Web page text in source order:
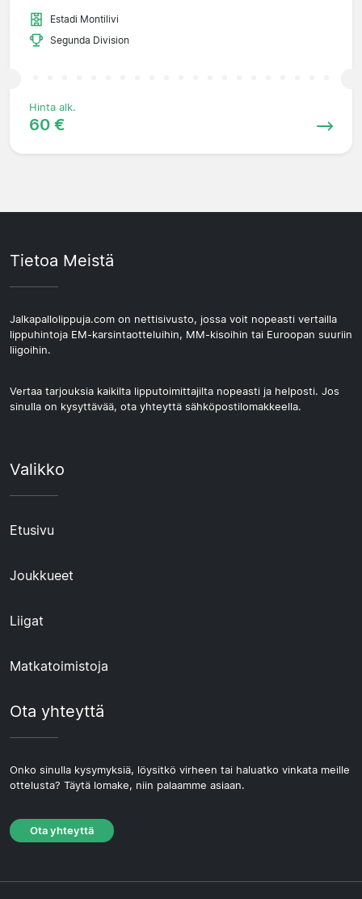
Estadi Montilivi
Segunda Division
Hinta alk.
60 €
Tietoa Meistä
Jalkapallolippuja.com on nettisivusto, jossa voit nopeasti vertailla
lippuhintoja EM-karsintaotteluihin, MM-kisoihin tai Euroopan suuriin
liigoihin.
Vertaa tarjouksia kaikilta lipputoimittajilta nopeasti ja helposti. Jos
sinulla on kysyttävää, ota yhteyttä sähköpostilomakkeella.
Valikko
Etusivu
Joukkueet
Liigat
Matkatoimistoja
Ota yhteyttä
Onko sinulla kysymyksiä, löysitkö virheen tai haluatko vinkata meille
ottelusta? Täytä lomake, niin palaamme asiaan.
Ota yhteyttä